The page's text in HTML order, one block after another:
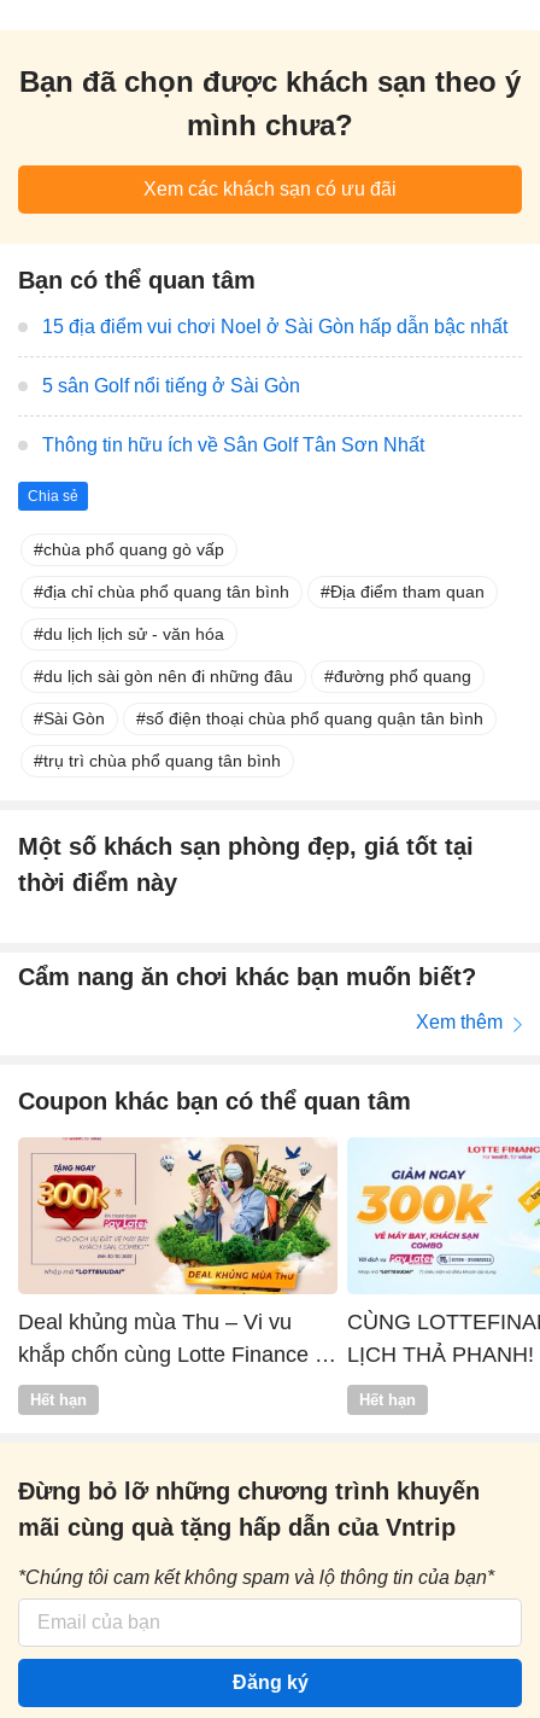
Bạn đã chọn được khách sạn theo ý
mình chưa?
Xem các khách sạn có ưu đãi
Bạn có thể quan tâm
15 địa điểm vui chơi Noel ở Sài Gòn hấp dẫn bậc nhất
5 sân Golf nổi tiếng ở Sài Gòn
Thông tin hữu ích về Sân Golf Tân Sơn Nhất
Chia sẻ
chùa phổ quang gò vấp
địa chỉ chùa phổ quang tân bình Địa điểm tham quan
du lịch lịch sử - văn hóa
du lịch sài gòn nên đi những đâu đường phổ quang
Sài Gòn số điện thoại chùa phổ quang quận tân bình
trụ trì chùa phổ quang tân bình
Một số khách sạn phòng đẹp, giá tốt tại
thời điểm này
Cẩm nang ăn chơi khác bạn muốn biết?
Xem thêm
Coupon khác bạn có thể quan tâm
Deal khủng mùa Thu – Vi vu
khắp chốn cùng Lotte Finance x
Vntrip
Hết hạn
CÙNG
LỊCH THẢ PHANH!
Hết hạn
Đừng bỏ lỡ những chương trình khuyến
mãi cùng quà tặng hấp dẫn của Vntrip
*Chúng tôi cam kết không spam và lộ thông tin của bạn*
Đăng ký